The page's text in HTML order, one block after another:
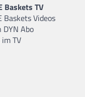
Baskets TV
Baskets Videos
DYN Abo
TV